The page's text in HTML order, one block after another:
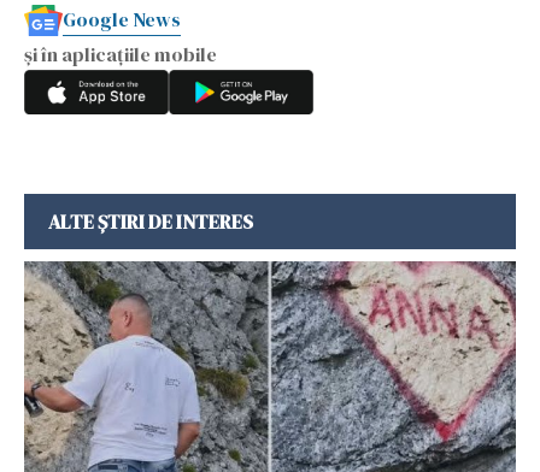
Google News
și în aplicațiile mobile
ALTE ȘTIRI DE INTERES